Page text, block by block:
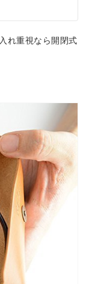
れ重視なら開閉式